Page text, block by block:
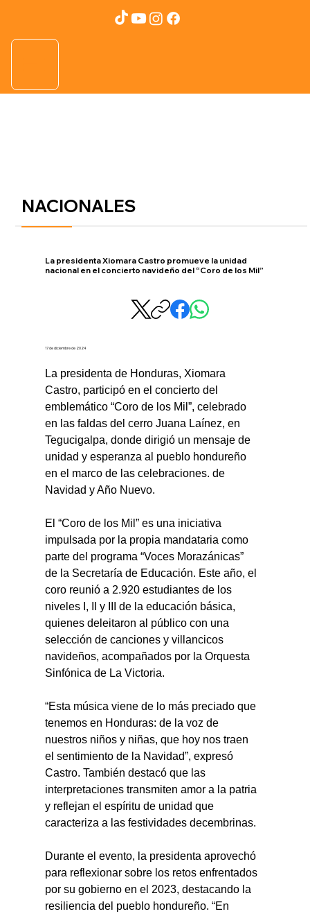
NACIONALES
La presidenta Xiomara Castro promueve la unidad
nacional en el concierto navideño del “Coro de los Mil”
17 de diciembre de 2024
La presidenta de Honduras, Xiomara
Castro, participó en el concierto del
emblemático “Coro de los Mil”, celebrado
en las faldas del cerro Juana Laínez, en
Tegucigalpa, donde dirigió un mensaje de
unidad y esperanza al pueblo hondureño
en el marco de las celebraciones. de
Navidad y Año Nuevo.
El “Coro de los Mil” es una iniciativa
impulsada por la propia mandataria como
parte del programa “Voces Morazánicas”
de la Secretaría de Educación. Este año, el
coro reunió a 2.920 estudiantes de los
niveles I, II y III de la educación básica,
quienes deleitaron al público con una
selección de canciones y villancicos
navideños, acompañados por la Orquesta
Sinfónica de La Victoria.
“Esta música viene de lo más preciado que
tenemos en Honduras: de la voz de
nuestros niños y niñas, que hoy nos traen
el sentimiento de la Navidad”, expresó
Castro. También destacó que las
interpretaciones transmiten amor a la patria
y reflejan el espíritu de unidad que
caracteriza a las festividades decembrinas.
Durante el evento, la presidenta aprovechó
para reflexionar sobre los retos enfrentados
por su gobierno en el 2023, destacando la
resiliencia del pueblo hondureño. “En